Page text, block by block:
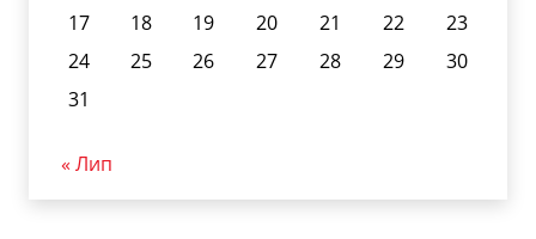
17
18 19 20 21 22
23
24
25 26 27 28 29
30
31
« Лип